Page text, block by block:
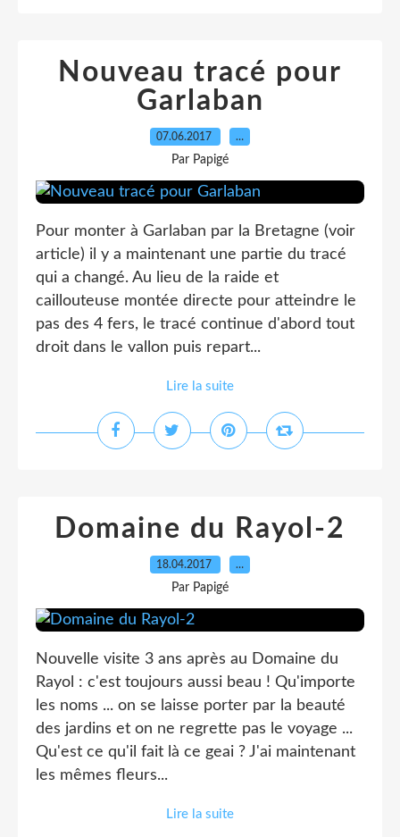
Nouveau tracé pour
Garlaban
07.06.2017 …
Par Papigé
Pour monter à Garlaban par la Bretagne (voir
article) il y a maintenant une partie du tracé
qui a changé. Au lieu de la raide et
caillouteuse montée directe pour atteindre le
pas des 4 fers, le tracé continue d'abord tout
droit dans le vallon puis repart...
Lire la suite
Domaine du Rayol-2
18.04.2017 …
Par Papigé
Nouvelle visite 3 ans après au Domaine du
Rayol : c'est toujours aussi beau ! Qu'importe
les noms ... on se laisse porter par la beauté
des jardins et on ne regrette pas le voyage ...
Qu'est ce qu'il fait là ce geai ? J'ai maintenant
les mêmes fleurs...
Lire la suite